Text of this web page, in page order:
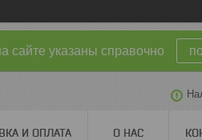
сайте указаны справочно
И ОПЛАТА О НАС